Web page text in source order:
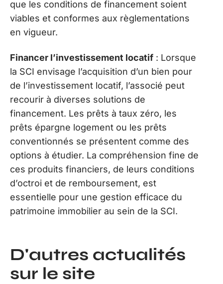
que les conditions de financement soient
viables et conformes aux règlementations
en vigueur.
Financer l’investissement locatif : Lorsque
la SCI envisage l’acquisition d’un bien pour
de l’investissement locatif, l’associé peut
recourir à diverses solutions de
financement. Les prêts à taux zéro, les
prêts épargne logement ou les prêts
conventionnés se présentent comme des
options à étudier. La compréhension fine de
ces produits financiers, de leurs conditions
d’octroi et de remboursement, est
essentielle pour une gestion efficace du
patrimoine immobilier au sein de la SCI.
D'autres actualités
sur le site